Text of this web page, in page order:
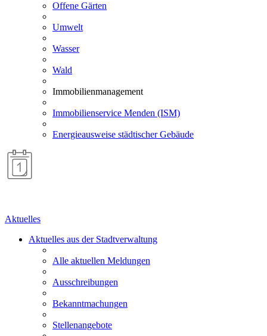
Offene Gärten
Umwelt
Wasser
Wald
Immobilienmanagement
Immobilienservice Menden (ISM)
Energieausweise städtischer Gebäude
Aktuelles
Aktuelles aus der Stadtverwaltung
Alle aktuellen Meldungen
Ausschreibungen
Bekanntmachungen
Stellenangebote